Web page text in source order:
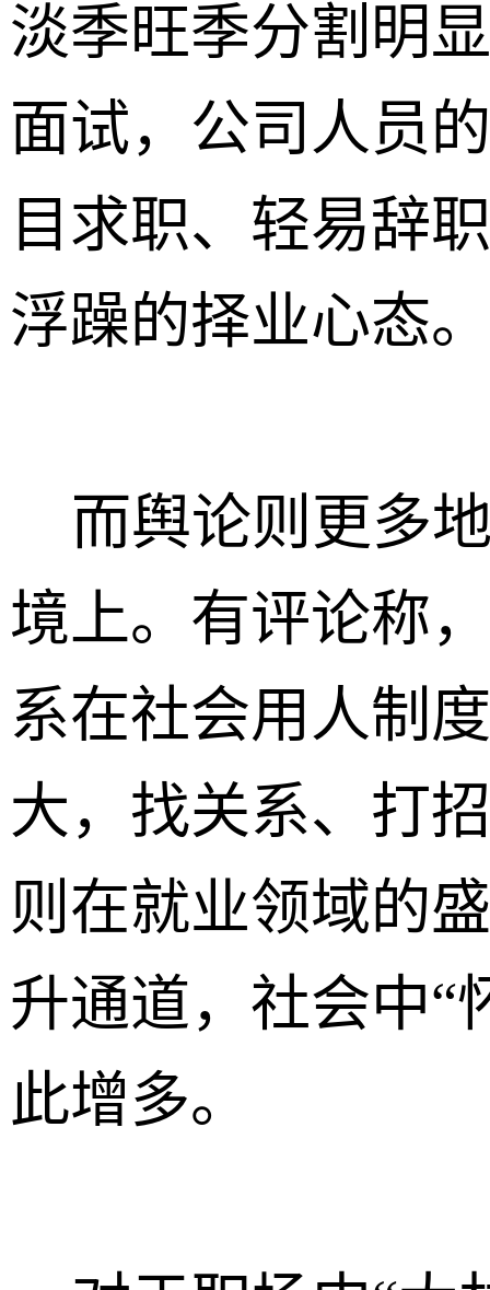
淡季旺季分割明
面试，公司人员
目求职、轻易辞
浮躁的择业心态
而舆论则更多
境上。有评论称
系在社会用人制
大，找关系、打
则在就业领域的
升通道，社会中“
此增多。